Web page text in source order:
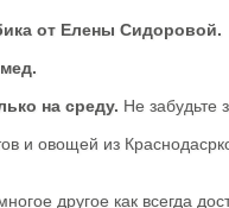
от Елены Сидоровой.
на среду. Не забудьте
и овощей из
другое как всегда